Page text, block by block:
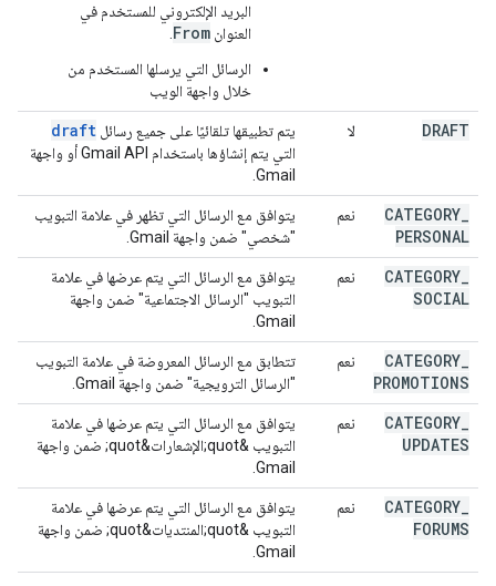
البريد الإلكتروني للمستخدم في
العنوان From
الرسائل التي يرسلها المستخدم من
خلال واجهة الويب
DRAFT لا يتم تطبيقها تلقائيًا على جميع رسائل draft
التي يتم إنشاؤها باستخدام Gmail API أو واجهة
Gmail.
CATEGORY
PERSONAL
نعم
يتوافق مع الرسائل التي تظهر في علامة التبويب
"شخصي" ضمن واجهة Gmail.
CATEGORY
SOCIAL
نعم
يتوافق مع الرسائل التي يتم عرضها في علامة
التبويب "الرسائل الاجتماعية" ضمن واجهة
Gmail.
CATEGORY
PROMOTIONS
نعم
تتطابق مع الرسائل المعروضة في علامة التبويب
"الرسائل الترويجية" ضمن واجهة Gmail.
CATEGORY
UPDATES
نعم
يتوافق مع الرسائل التي يتم عرضها في علامة
التبويب &quot;الإشعارات&quot; ضمن واجهة
Gmail.
CATEGORY
FORUMS
نعم
يتوافق مع الرسائل التي يتم عرضها في علامة
التبويب &quot;المنتديات&quot; ضمن واجهة
Gmail.